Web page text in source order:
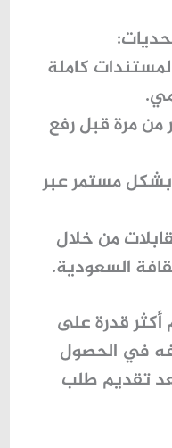
كاملة
من مرة قبل رفع
مستمر عبر
من خلال
السعودية.
قدرة على
في الحصول
تقديم طلب